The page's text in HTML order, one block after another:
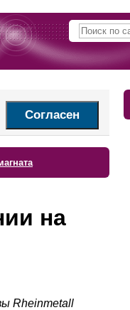
Согласен
на
Rheinmetall